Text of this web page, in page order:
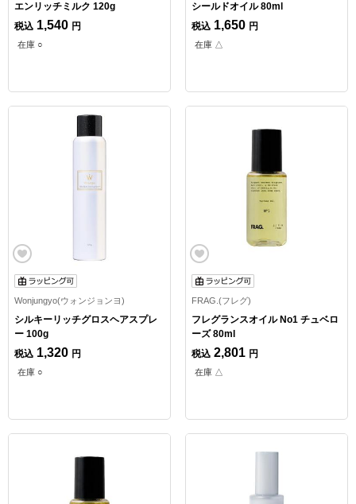
エンリッチミルク 120g
税込 1,540 円
在庫 ○
シールドオイル 80ml
税込 1,650 円
在庫 △
Wonjungyo(ウォンジョンヨ)
シルキーリッチグロスヘアスプレ
ー 100g
税込 1,320 円
在庫 ○
FRAG.(フレグ)
フレグランスオイル No1 チュベロ
ーズ 80ml
税込 2,801 円
在庫 △